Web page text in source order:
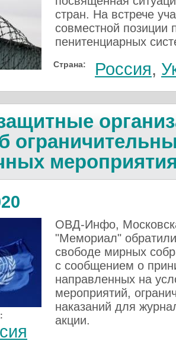
стран. На встрече
совместной позиции
пенитенциарных
Страна: Россия,
ОВД-Инфо,
"Мемориал"
свободе мирных
с сообщением о
направленных на
мероприятий,
наказаний для
акции.